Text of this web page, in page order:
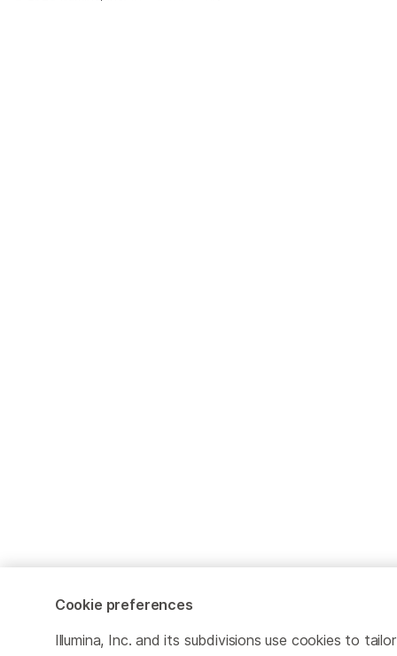
Cookie preferences
Illumina, Inc. and its subdivisions use cookies to tailor